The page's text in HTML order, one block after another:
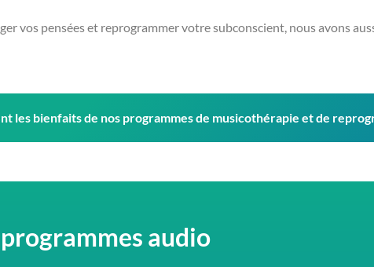
vos pensées et reprogrammer votre subconscient, nous avons
les bienfaits de nos programmes de musicothérapie et de
audio